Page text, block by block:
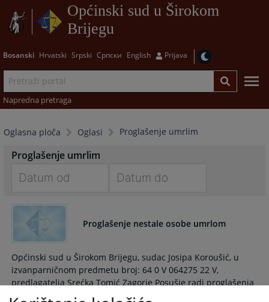
Općinski sud u Širokom
Brijegu
Bosanski Hrvatski Srpski Српски English Prijava
Napredna pretraga
Oglasna ploča Oglasi Proglašenje umrlim
Proglašenje umrlim
forward
interact
the
calendar
to
the
calendar
Proglašenje nestale osobe umrlom
Općinski sud u Širokom Brijegu, sudac Josipa Koroušić, u
izvanparničnom predmetu broj: 64 0 V 064275 22 V,
predlagatelja Srećka Tomić Zagorje Posušje radi proglašenja
umrlim Srećka Tomić sin Joze rođen 15.01.1919. g u Zagorju,